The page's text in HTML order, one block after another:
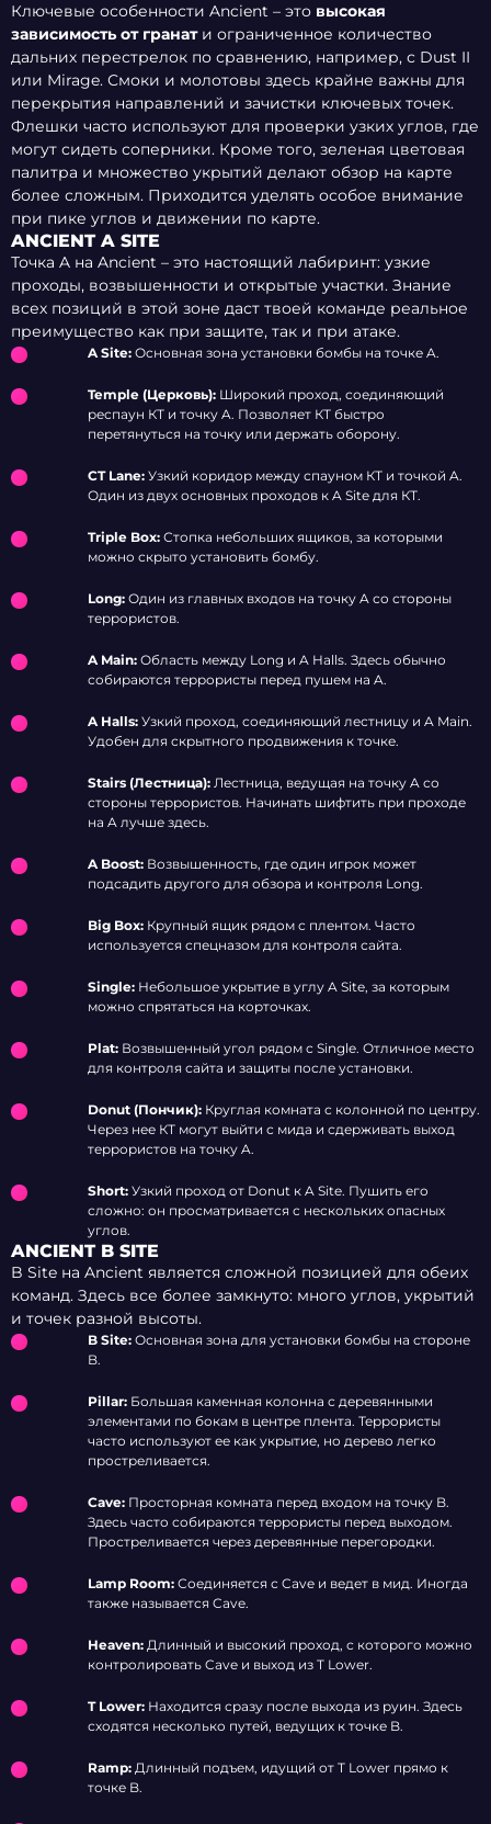
Ключевые особенности Ancient – это высокая
зависимость от гранати ограниченное количество
дальних перестрелок по сравнению, например, с Dust II
или Mirage. Смоки и молотовы здесь крайне важны для
перекрытия направлений и зачистки ключевых точек.
Флешки часто используют для проверки узких углов, где
могут сидеть соперники. Кроме того, зеленая цветовая
палитра и множество укрытий делают обзор на карте
более сложным. Приходится уделять особое внимание
при пике углов и движении по карте.
CT
SPAWN
TEMPLE
A
SITE
CT LANE
SINGLE
BIG
BOX
LONG
A MAIN
A BOOST
STAIRS
SPLIT
TUNNEL WATER
ELBOW
SHORT
DONUT
CONNECTOR
MID
XBOX
ALLEY BACK HALLS
LAMP
ROOM
T LOWER
PILLAR
ANCIENT A SITE
Точка A на Ancient – это настоящий лабиринт: узкие
проходы, возвышенности и открытые участки. Знание
всех позиций в этой зоне даст твоей команде реальное
преимущество как при защите, так и при атаке.
A Site: Основная зона установки бомбы на точке A.
Temple (Церковь): Широкий проход, соединяющий
респаун КТ и точку A. Позволяет КТ быстро
перетянуться на точку или держать оборону.
CT Lane: Узкий коридор между спауном КТ и точкой A.
Один из двух основных проходов к A Site для КТ.
Triple Box: Стопка небольших ящиков, за которыми
можно скрыто установить бомбу.
Long: Один из главных входов на точку A со стороны
террористов.
A Main: Область между Long и A Halls. Здесь обычно
собираются террористы перед пушем на A.
A Halls: Узкий проход, соединяющий лестницу и A Main.
Удобен для скрытного продвижения к точке.
Stairs (Лестница): Лестница, ведущая на точку A со
стороны террористов. Начинать шифтить при проходе
на A лучше здесь.
A Boost: Возвышенность, где один игрок может
подсадить другого для обзора и контроля Long.
Big Box: Крупный ящик рядом с плентом. Часто
используется спецназом для контроля сайта.
Single: Небольшое укрытие в углу A Site, за которым
можно спрятаться на корточках.
Plat: Возвышенный угол рядом с Single. Отличное место
для контроля сайта и защиты после установки.
Donut (Пончик): Круглая комната с колонной по центру.
Через нее КТ могут выйти с мида и сдерживать выход
террористов на точку A.
Short: Узкий проход от Donut к A Site. Пушить его
сложно: он просматривается с нескольких опасных
углов.
ANCIENT B SITE
B Site на Ancient является сложной позицией для обеих
команд. Здесь все более замкнуто: много углов, укрытий
и точек разной высоты.
B Site: Основная зона для установки бомбы на стороне
B.
Pillar: Большая каменная колонна с деревянными
элементами по бокам в центре плента. Террористы
часто используют ее как укрытие, но дерево легко
простреливается.
Cave: Просторная комната перед входом на точку B.
Здесь часто собираются террористы перед выходом.
Простреливается через деревянные перегородки.
Lamp Room: Соединяется с Cave и ведет в мид. Иногда
также называется Cave.
Heaven: Длинный и высокий проход, с которого можно
контролировать Cave и выход из T Lower.
T Lower: Находится сразу после выхода из руин. Здесь
сходятся несколько путей, ведущих к точке B.
Ramp: Длинный подъем, идущий от T Lower прямо к
точке B.